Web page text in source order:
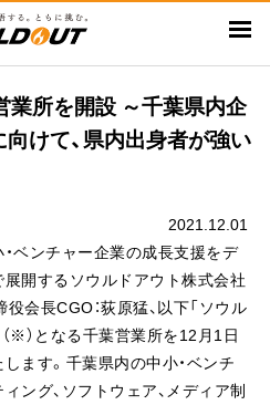
所を開設 ～千葉県内企
けて、県内出身者が強い
2021.12.01
ベンチャー企業の成長支援をデ
開するソウルドアウト株式会社
会長CGO：荻原猛、以下「ソウル
（※）となる千葉営業所を12月1日
ます。千葉県内の中小・ベンチ
ング、ソフトウェア、メディア制